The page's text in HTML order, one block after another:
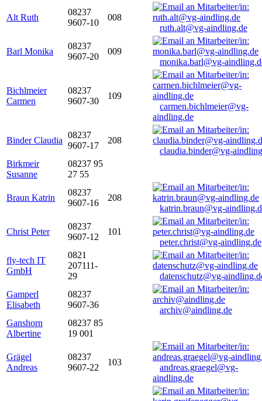
Alt Ruth
08237
9607-10
008
ruth.alt@vg-aindling.de
Barl Monika
08237
9607-20
009
monika.barl@vg-
Bichlmeier
Carmen
08237
9607-30
109
carmen.bichlmeier@vg-
aindling.de
Binder Claudia
08237
9607-17
208
claudia.binder@vg-
Birkmeir
Susanne
08237 95
27 55
Braun Katrin
08237
9607-16
208
katrin.braun@vg-
Christ Peter
08237
9607-12
101
peter.christ@vg-aindling.de
fly-tech IT
GmbH
0821
207111-
29
datenschutz@vg-
Gamperl
Elisabeth
08237
9607-36
archiv@aindling.de
Ganshorn
Albertine
08237 85
19 001
Grägel
Andreas
08237
9607-22
103
andreas.graegel@vg-
aindling.de